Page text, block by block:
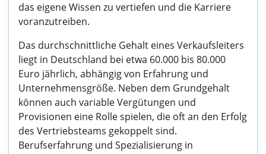
das eigene Wissen zu vertiefen und die Karriere
voranzutreiben.
Das durchschnittliche Gehalt eines Verkaufsleiters
liegt in Deutschland bei etwa 60.000 bis 80.000
Euro jährlich, abhängig von Erfahrung und
Unternehmensgröße. Neben dem Grundgehalt
können auch variable Vergütungen und
Provisionen eine Rolle spielen, die oft an den Erfolg
des Vertriebsteams gekoppelt sind.
Berufserfahrung und Spezialisierung in